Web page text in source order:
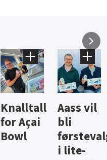
Brus og
jus fra
Berentsen
Hard
iste fra
Hansa